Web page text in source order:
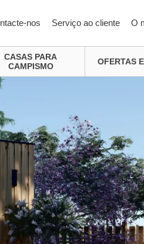
nos Serviço ao cliente O
CASAS PARA
CAMPISMO
OFERTAS